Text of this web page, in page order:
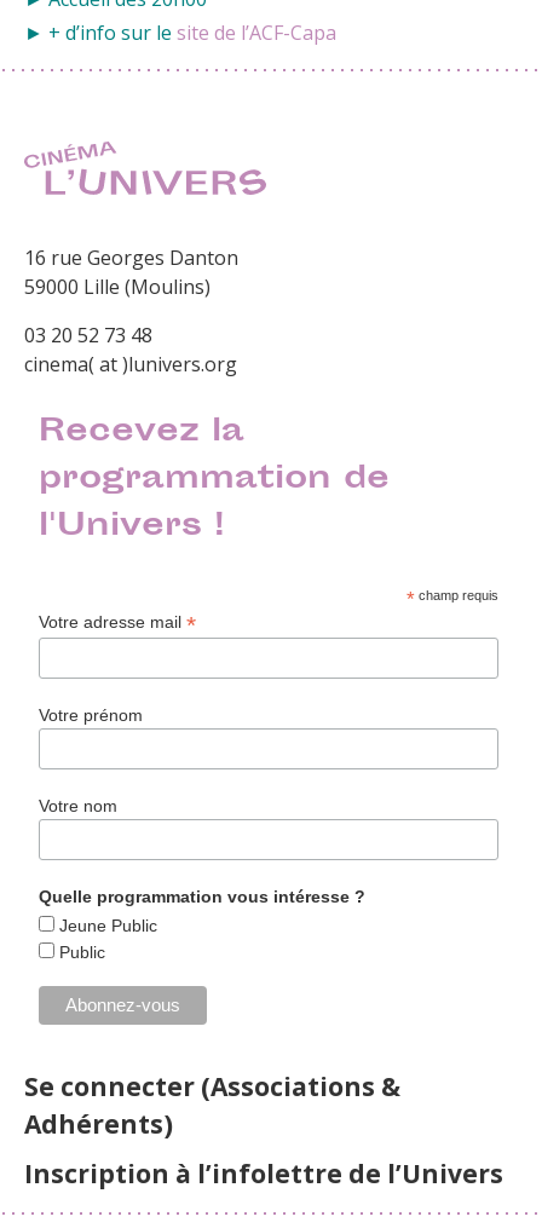
► + d’info sur le site de l’ACF-Capa
16 rue Georges Danton
59000 Lille (Moulins)
03 20 52 73 48
cinema( at )lunivers.org
Recevez la
programmation de
l'Univers !
* champ requis
Votre adresse mail*
Votre prénom
Votre nom
Quelle programmation vous intéresse ?
Jeune Public
Public
Se connecter (Associations &
Adhérents)
Inscription à l’infolettre de l’Univers